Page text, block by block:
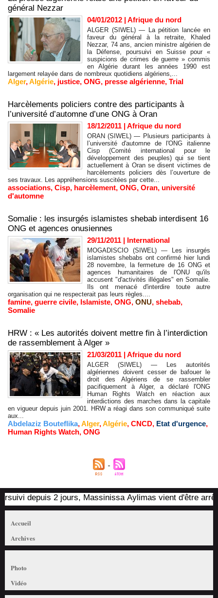
général Nezzar
04/01/2012 | Afrique du nord
ALGER (SIWEL) — La pétition lancée en
faveur du général à la retraite, Khaled
Nezzar, 74 ans, ancien ministre algérien de
la Défense, poursuivi en Suisse pour «
suspicions de crimes de guerre » commis
en Algérie durant les années 1990 est
largement relayée dans de nombreux quotidiens algériens,...
Alger,Algérie, justice, ONG, presse algérienne, Trial
Harcèlements policiers contre des participants à
l’université d’automne d’une ONG à Oran
18/12/2011 | Afrique du nord
ORAN (SIWEL) — Plusieurs participants à
l’université d'automne de l'ONG italienne
Cisp (Comité international pour le
développement des peuples) qui se tient
actuellement à Oran se disent victimes de
harcèlements policiers dès l’ouverture de
ses travaux. Les appréhensions suscitées par cette...
associations, Cisp, harcèlement, ONG, Oran, université
d'automne
Somalie : les insurgés islamistes shebab interdisent 16
ONG et agences onusiennes
29/11/2011 | International
MOGADISCIO (SIWEL) — Les insurgés
islamistes shebabs ont confirmé hier lundi
28 novembre, la fermeture de 16 ONG et
agences humanitaires de l'ONU qu'ils
accusent "d'activités illégales" en Somalie.
Ils ont menacé d'interdire toute autre
organisation qui ne respecterait pas leurs règles....
famine, guerre civile, Islamiste, ONG, ONU, shebab,
Somalie
HRW : « Les autorités doivent mettre fin à l’interdiction
de rassemblement à Alger »
21/03/2011 | Afrique du nord
ALGER (SIWEL) — Les autorités
algériennes doivent cesser de bafouer le
droit des Algériens de se rassembler
pacifiquement à Alger, a déclaré l'ONG
Human Rights Watch en réaction aux
interdictions des marches dans la capitale
en vigueur depuis juin 2001. HRW a réagi dans son communiqué suite
aux...
Abdelaziz Bouteflika,Alger,Algérie, CNCD, Etat d'urgence,
Human Rights Watch, ONG
depuis 2 jours, Massinissa Aylimas vient d'être arrêté
Accueil
Archives
Photo
Vidéo